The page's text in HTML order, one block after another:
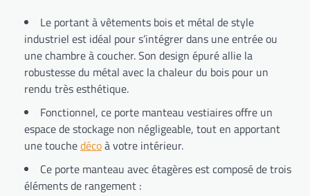
Le portant à vêtements bois et métal de style
industriel est idéal pour s’intégrer dans une entrée ou
une chambre à coucher. Son design épuré allie la
robustesse du métal avec la chaleur du bois pour un
rendu très esthétique.
Fonctionnel, ce porte manteau vestiairesoffre un
espace de stockage non négligeable, tout en apportant
une touchedécoà votre intérieur.
Ce porte manteau avec étagères est composé detrois
éléments de rangement :